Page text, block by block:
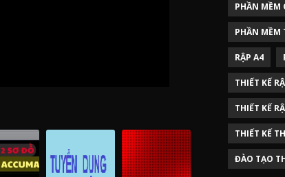
PHẦN MỀM
PHẦN MỀM
RẬP A4
THIẾT KẾ
THIẾT KẾ
THIẾT KẾ
ĐÀO TẠO